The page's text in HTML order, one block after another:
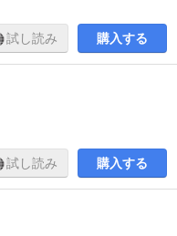
試し読み 購入する
試し読み 購入する